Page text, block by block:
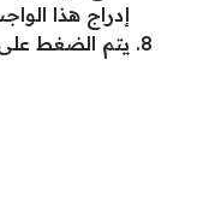
إدراج هذا
يتم الضغط